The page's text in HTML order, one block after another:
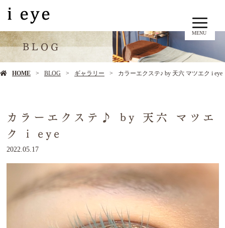
MENU
BLOG
HOME BLOG ギャラリー カラーエクステ♪ by 天六 マツエク i eye
カラーエクステ♪ by 天六 マツエ
ク i eye
2022.05.17